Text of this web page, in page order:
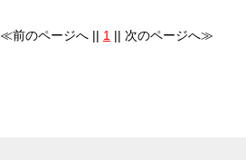
≪前のページへ || 1 || 次のページへ≫